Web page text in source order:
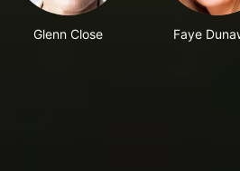
Glenn Close Faye